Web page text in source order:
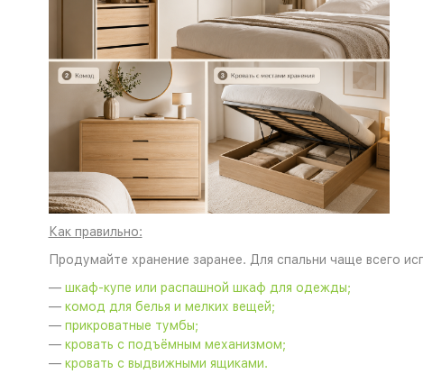
Как правильно:
Продумайте хранение заранее. Для спальни чаще всего
— шкаф-купе или распашной шкаф для одежды;
— комод для белья и мелких вещей;
— прикроватные тумбы;
— кровать с подъёмным механизмом;
— кровать с выдвижными ящиками.